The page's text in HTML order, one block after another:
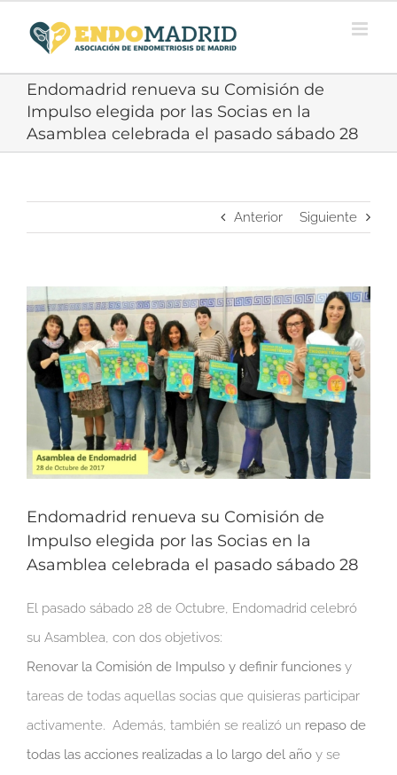
contenido
Endomadrid renueva su Comisión de
Impulso elegida por las Socias en la
Asamblea celebrada el pasado sábado 28
Anterior Siguiente
Ver
imagen
más
grande
Endomadrid renueva su Comisión de
Impulso elegida por las Socias en la
Asamblea celebrada el pasado sábado 28
El pasado sábado 28 de Octubre, Endomadrid celebró
su Asamblea, con dos objetivos:
Renovar la Comisión de Impulso y definir funciones y
tareas de todas aquellas socias que quisieras participar
activamente. Además, también se realizó un repaso de
todas las acciones realizadas a lo largo del año y se